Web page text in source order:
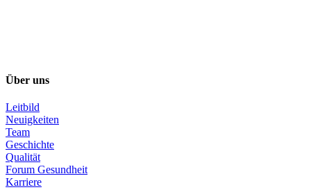
Über uns
Leitbild
Neuigkeiten
Team
Geschichte
Qualität
Forum Gesundheit
Karriere